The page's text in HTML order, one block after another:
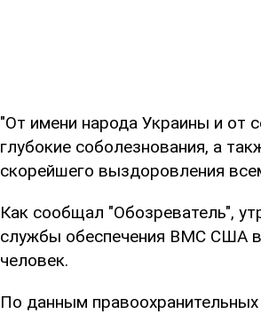
"От имени народа Украины и от
глубокие соболезнования, а
скорейшего выздоровления
Как сообщал "Обозреватель",
службы обеспечения ВМС США
человек.
По данным